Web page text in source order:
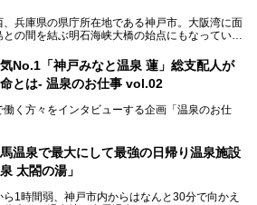
ットをピックアップ。温泉やご当地グルメなどを
日帰り観光モデルコースも紹介しているので、ぜ
、兵庫県の県庁所在地である神戸市。大阪湾に面
との間を結ぶ明石海峡大橋の始点にもなっていま
、きらびやかに発展したハーバーランドなど、
ポットもめじろ押しです。
好きの視点から見ると、神戸市といえば何とい
お湯をリーズナブルに体験できる健康ランドや
湯があったら……。今回はそんな希望に沿う施設
No.1「神戸みなと温泉 蓮」総支配人が
とは- 温泉のお仕事 vol.02
働く方々をインタビューする企画「温泉のお仕
1位、2年連続「ベストオブ宿泊賞」に輝いた
と温泉 蓮」の魅力に迫りました！
温泉で最大にして最強の日帰り温泉施設
太閤の湯」
ら1時間弱、神戸市内からはなんと30分で向かえ